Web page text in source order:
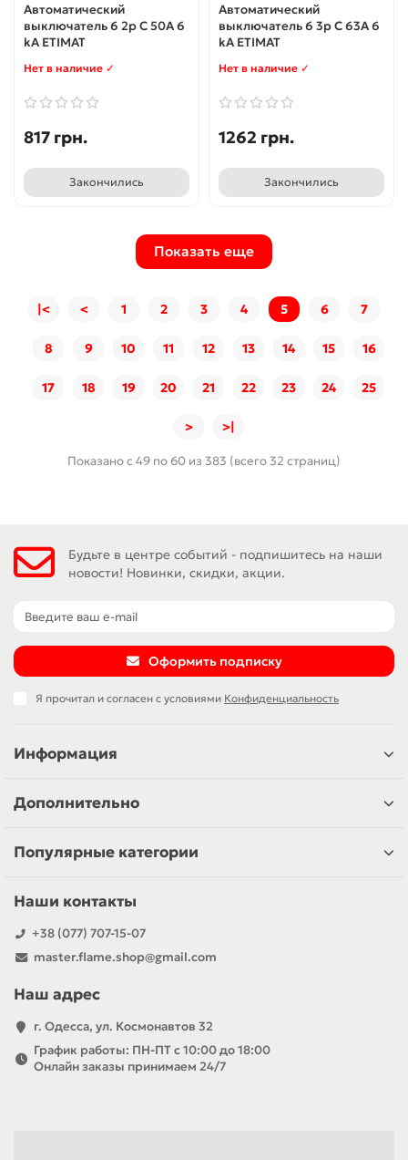
Автоматический
выключатель 6 2p C 50А 6
kA ETIMAT
Нет в наличие ✓
817 грн.
Закончились
Автоматический
выключатель 6 3p C 63А 6
kA ETIMAT
Нет в наличие ✓
1262 грн.
Закончились
Показать еще
|< < 1 2 3 4 5 6 7
8 9 10 11 12 13 14 15 16
17 18 19 20 21 22 23 24 25
> >|
Показано с 49 по 60 из 383 (всего 32 страниц)
Будьте в центре событий - подпишитесь на наши
новости! Новинки, скидки, акции.
Оформить подписку
Я прочитал и согласен с условиями Конфиденциальность
Информация
Дополнительно
Популярные категории
Наши контакты
+38 (077) 707-15-07
master.flame.shop@gmail.com
Наш адрес
г. Одесса, ул. Космонавтов 32
График работы: ПН-ПТ с 10:00 до 18:00
Онлайн заказы принимаем 24/7